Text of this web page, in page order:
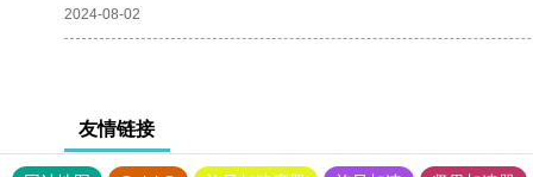
2024-08-02
友情链接